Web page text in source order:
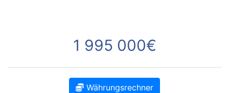
1 995 000€
Währungsrechner